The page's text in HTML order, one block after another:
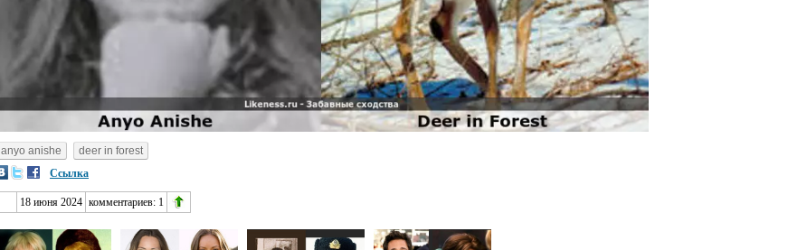
anyo anishe
deer in forest
Ссылка
18 июня 2024 комментариев: 1